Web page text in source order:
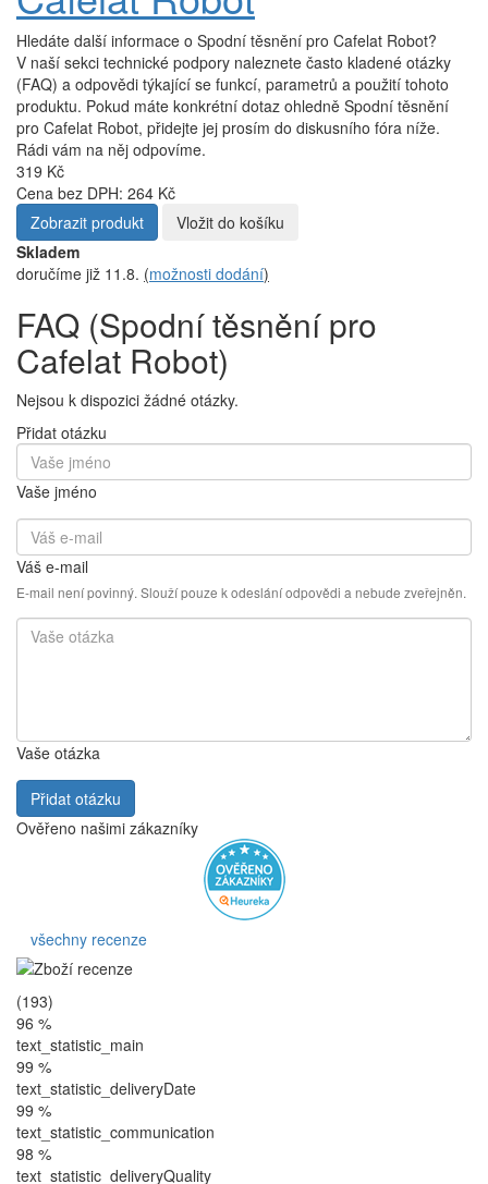
Hledáte další informace o Spodní těsnění pro Cafelat Robot?
V naší sekci technické podpory naleznete často kladené otázky
(FAQ) a odpovědi týkající se funkcí, parametrů a použití tohoto
produktu. Pokud máte konkrétní dotaz ohledně Spodní těsnění
pro Cafelat Robot, přidejte jej prosím do diskusního fóra níže.
Rádi vám na něj odpovíme.
319 Kč
Cena bez DPH: 264 Kč
Zobrazit produkt
Vložit do košíku
Skladem
doručíme již 11.8. (možnosti dodání)
FAQ (Spodní těsnění pro
Cafelat Robot)
Nejsou k dispozici žádné otázky.
Přidat otázku
Vaše jméno
Váš e-mail
E-mail není povinný. Slouží pouze k odeslání odpovědi a nebude zveřejněn.
Vaše otázka
Přidat otázku
Ověřeno našimi zákazníky
všechny recenze
(193)
96 %
text_statistic_main
99 %
text_statistic_deliveryDate
99 %
text_statistic_communication
98 %
text_statistic_deliveryQuality